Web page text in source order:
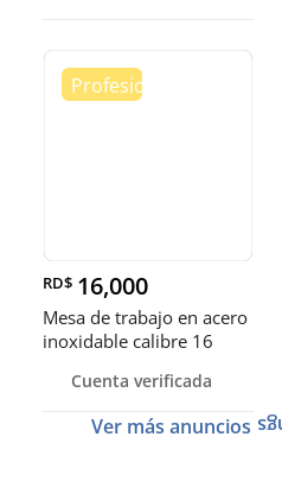
RD$ 16,000
Mesa de trabajo en acero
inoxidable calibre 16
Cuenta verificada
Ver más anuncios